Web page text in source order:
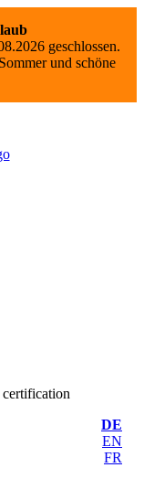
geschlossen.
und schöne
DE
EN
FR